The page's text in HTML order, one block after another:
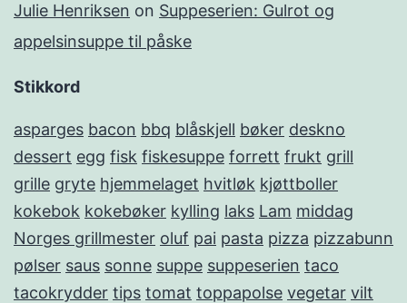
Julie Henriksen on Suppeserien: Gulrot og
appelsinsuppe til påske
Stikkord
asparges bacon bbq blåskjell bøker deskno
dessert egg fisk fiskesuppe forrett frukt grill
grille gryte hjemmelaget hvitløk kjøttboller
kokebok kokebøker kylling laks Lam middag
Norges grillmester oluf pai pasta pizza pizzabunn
pølser saus sonne suppe suppeserien taco
tacokrydder tips tomat toppapolse vegetar vilt